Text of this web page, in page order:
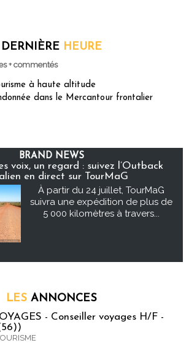
DERNIÈRE HEURE
+ commentés
à haute altitude
dans le Mercantour frontalier
BRAND NEWS
voix, un regard : suivez l’Outback
en direct sur TourMaG
À partir du 24 juillet, TourMaG
suivra une expédition de plus de
5 000 kilomètres à travers...
LES ANNONCES
- Conseiller voyages H/F -